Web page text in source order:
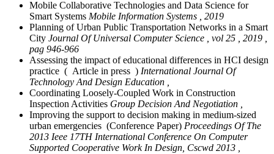
Mobile Collaborative Technologies and Data Science for
Smart Systems Mobile Information Systems , 2019
Planning of Urban Public Transportation Networks in a Smart
City Journal Of Universal Computer Science , vol 25 , 2019 ,
pag 946-966
Assessing the impact of educational differences in HCI design
practice ( Article in press ) International Journal Of
Technology And Design Education ,
Coordinating Loosely-Coupled Work in Construction
Inspection Activities Group Decision And Negotiation ,
Improving the support to decision making in medium-sized
urban emergencies (Conference Paper) Proceedings Of The
2013 Ieee 17TH International Conference On Computer
Supported Cooperative Work In Design, Cscwd 2013 ,